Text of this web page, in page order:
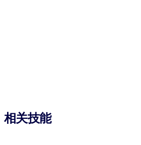
相关技能